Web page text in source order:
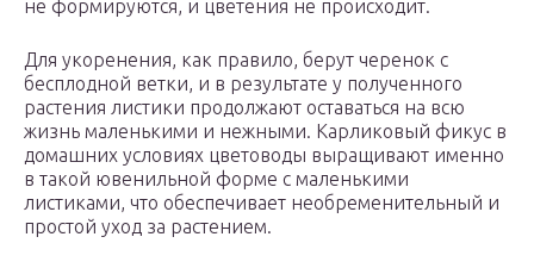
не формируются, и цветения не происходит.
Для укоренения, как правило, берут черенок с
бесплодной ветки, и в результате у полученного
растения листики продолжают оставаться на всю
жизнь маленькими и нежными. Карликовый фикус в
домашних условиях цветоводы выращивают именно
в такой ювенильной форме с маленькими
листиками, что обеспечивает необременительный и
простой уход за растением.